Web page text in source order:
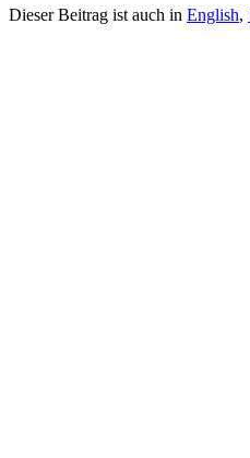
Dieser Beitrag ist auch in English,